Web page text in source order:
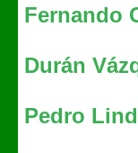
Fernando
Durán
Pedro